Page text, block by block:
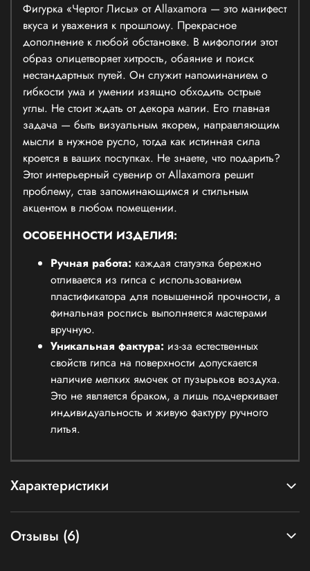
Фигурка «Чертог Лисы» от Allaxamora — это манифест
вкуса и уважения к прошлому. Прекрасное
дополнение к любой обстановке. В мифологии этот
образ олицетворяет хитрость, обаяние и поиск
нестандартных путей. Он служит напоминанием о
гибкости ума и умении изящно обходить острые
углы. Не стоит ждать от декора магии. Его главная
задача — быть визуальным якорем, направляющим
мысли в нужное русло, тогда как истинная сила
кроется в ваших поступках. Не знаете, что подарить?
Этот интерьерный сувенир от Allaxamora решит
проблему, став запоминающимся и стильным
акцентом в любом помещении.
ОСОБЕННОСТИ ИЗДЕЛИЯ:
Ручная работа: каждая статуэтка бережно
отливается из гипса с использованием
пластификатора для повышенной прочности, а
финальная роспись выполняется мастерами
вручную.
Уникальная фактура: из-за естественных
свойств гипса на поверхности допускается
наличие мелких ямочек от пузырьков воздуха.
Это не является браком, а лишь подчеркивает
индивидуальность и живую фактуру ручного
литья.
Характеристики
Отзывы (6)